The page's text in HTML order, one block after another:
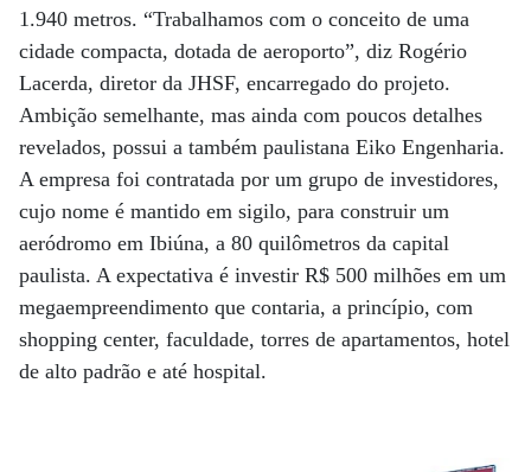
1.940 metros. “Trabalhamos com o conceito de uma
cidade compacta, dotada de aeroporto”, diz Rogério
Lacerda, diretor da JHSF, encarregado do projeto.
Ambição semelhante, mas ainda com poucos detalhes
revelados, possui a também paulistana Eiko Engenharia.
A empresa foi contratada por um grupo de investidores,
cujo nome é mantido em sigilo, para construir um
aeródromo em Ibiúna, a 80 quilômetros da capital
paulista. A expectativa é investir R$ 500 milhões em um
megaempreendimento que contaria, a princípio, com
shopping center, faculdade, torres de apartamentos, hotel
de alto padrão e até hospital.